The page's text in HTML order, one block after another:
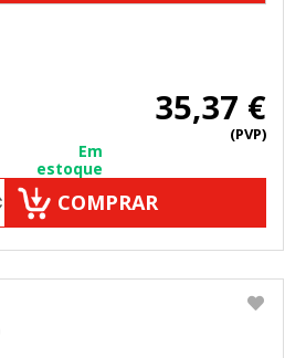
35,37 €
(PVP)
Em
estoque
COMPRAR